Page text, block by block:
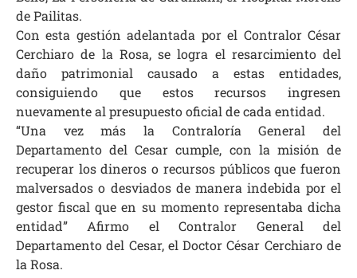
de Pailitas.
Con esta gestión adelantada por el Contralor César
Cerchiaro de la Rosa, se logra el resarcimiento del
daño patrimonial causado a estas entidades,
consiguiendo que estos recursos ingresen
nuevamente al presupuesto oficial de cada entidad.
“Una vez más la Contraloría General del
Departamento del Cesar cumple, con la misión de
recuperar los dineros o recursos públicos que fueron
malversados o desviados de manera indebida por el
gestor fiscal que en su momento representaba dicha
entidad” Afirmo el Contralor General del
Departamento del Cesar, el Doctor César Cerchiaro de
la Rosa.